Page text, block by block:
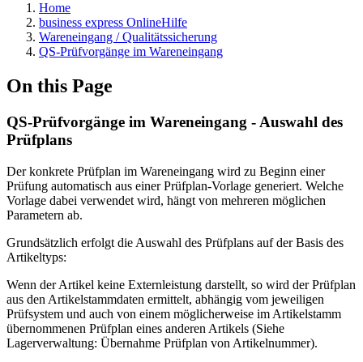
Home
business express OnlineHilfe
Wareneingang / Qualitätssicherung
QS-Prüfvorgänge im Wareneingang
On this Page
QS-Prüfvorgänge im Wareneingang - Auswahl des
Prüfplans
Der konkrete Prüfplan im Wareneingang wird zu Beginn einer
Prüfung automatisch aus einer Prüfplan-Vorlage generiert. Welche
Vorlage dabei verwendet wird, hängt von mehreren möglichen
Parametern ab.
Grundsätzlich erfolgt die Auswahl des Prüfplans auf der Basis des
Artikeltyps:
Wenn der Artikel keine Externleistung darstellt, so wird der Prüfplan
aus den Artikelstammdaten ermittelt, abhängig vom jeweiligen
Prüfsystem und auch von einem möglicherweise im Artikelstamm
übernommenen Prüfplan eines anderen Artikels (Siehe
Lagerverwaltung: Übernahme Prüfplan von Artikelnummer).